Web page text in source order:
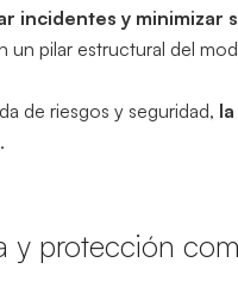
incidentes y minimizar
un pilar estructural del
de riesgos y seguridad,
y protección